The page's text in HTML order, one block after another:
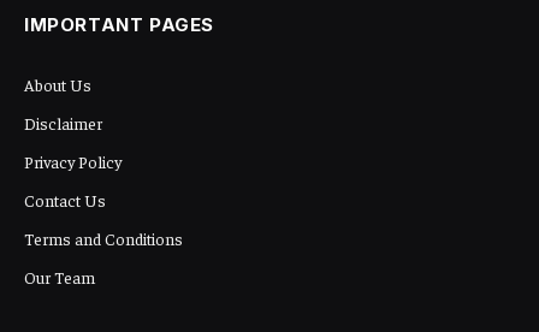
IMPORTANT PAGES
About Us
Disclaimer
Privacy Policy
Contact Us
Terms and Conditions
Our Team